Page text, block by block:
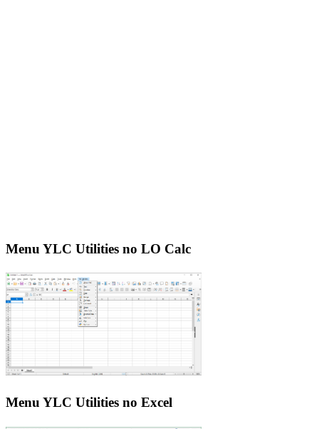
Menu YLC Utilities no LO Calc
Menu YLC Utilities no Excel